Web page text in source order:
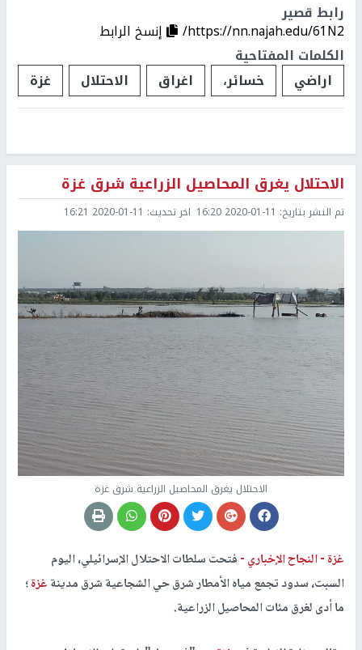
رابط قصير
https://nn.najah.edu/61N2/
إنسخ الرابط
الكلمات المفتاحية
اراضي
خسائر، اغراق الاحتلال غزة
الاحتلال يغرق المحاصيل الزراعية شرق غزة
تم النشر بتاريخ: 2020-01-11 16:20 اخر تحديث: 2020-01-11 16:21
الاحتلال يغرق المحاصيل الزراعية شرق غزة
غزة -النجاح الإخباري -فتحت سلطات الاحتلال الإسرائيلي، اليوم
السبت، سدود تجمع مياه الأمطار شرق حي الشجاعية شرق مدينةغزة؛
ما أدى لغرق مئات المحاصيل الزراعية.